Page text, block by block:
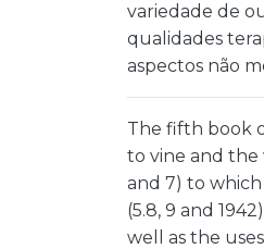
variedade de
qualidades
aspectos não
The fifth book
to vine and the
and 7) to
(5.8, 9 and
well as the